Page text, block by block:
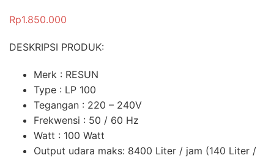
Rp1.850.000
DESKRIPSI PRODUK:
Merk : RESUN
Type : LP 100
Tegangan : 220 – 240V
Frekwensi : 50 / 60 Hz
Watt : 100 Watt
Output udara maks: 8400 Liter / jam (140 Liter /